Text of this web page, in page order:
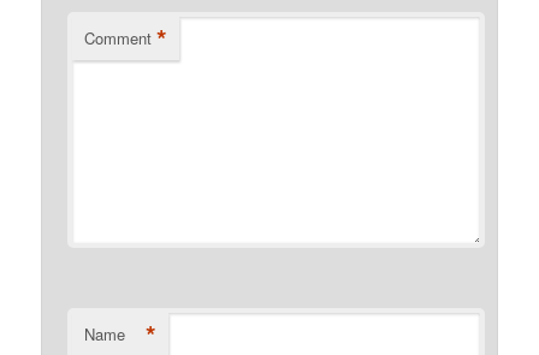
Comment *
Name *